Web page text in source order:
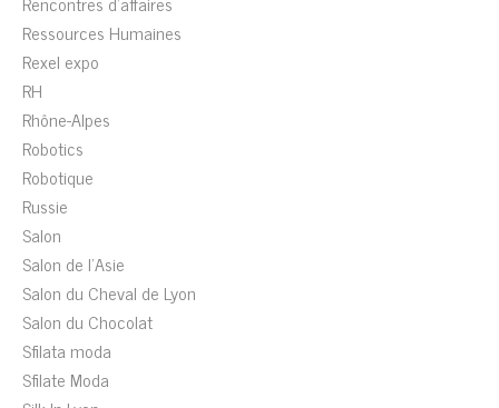
Ressources Humaines
Rexel expo
RH
Rhône-Alpes
Robotics
Robotique
Russie
Salon
Salon de l'Asie
Salon du Cheval de Lyon
Salon du Chocolat
Sfilata moda
Sfilate Moda